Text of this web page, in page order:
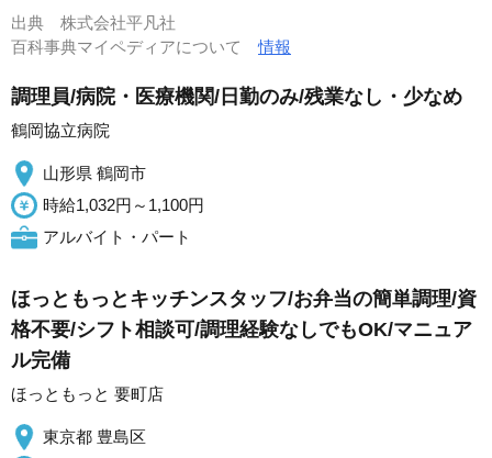
出典 株式会社平凡社
百科事典マイペディアについて情報
調理員/病院・医療機関/日勤のみ/残業なし・少なめ
鶴岡協立病院
山形県 鶴岡市
時給1,032円～1,100円
アルバイト・パート
ほっともっとキッチンスタッフ/お弁当の簡単調理/資
格不要/シフト相談可/調理経験なしでもOK/マニュア
ル完備
ほっともっと 要町店
東京都 豊島区